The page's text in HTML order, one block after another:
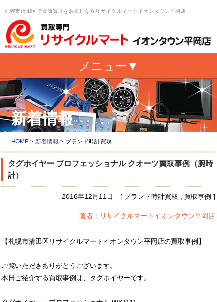
札幌市清田区で高価買取をお探しならリサイクルマートイオンタウン平岡店
新着情報
HOME > 新着情報 > ブランド時計買取
タグホイヤー プロフェッショナル クオーツ買取事例（腕時
計）
2016年12月11日 [ ブランド時計買取 , 買取事例 ]
著者：リサイクルマートイオンタウン平岡店
【札幌市清田区リサイクルマートイオンタウン平岡店の買取事例】
ご覧いただきありがとうございます。
本日ご紹介する買取事例は、タグホイヤーです。